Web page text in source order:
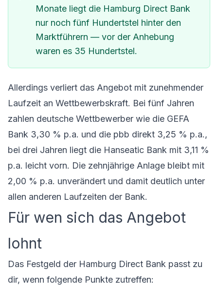
Monate liegt die Hamburg Direct Bank
nur noch fünf Hundertstel hinter den
Marktführern — vor der Anhebung
waren es 35 Hundertstel.
Allerdings verliert das Angebot mit zunehmender
Laufzeit an Wettbewerbskraft. Bei fünf Jahren
zahlen deutsche Wettbewerber wie die GEFA
Bank 3,30 % p.a. und die pbb direkt 3,25 % p.a.,
bei drei Jahren liegt die Hanseatic Bank mit 3,11 %
p.a. leicht vorn. Die zehnjährige Anlage bleibt mit
2,00 % p.a. unverändert und damit deutlich unter
allen anderen Laufzeiten der Bank.
Für wen sich das Angebot
lohnt
Das Festgeld der Hamburg Direct Bank passt zu
dir, wenn folgende Punkte zutreffen: